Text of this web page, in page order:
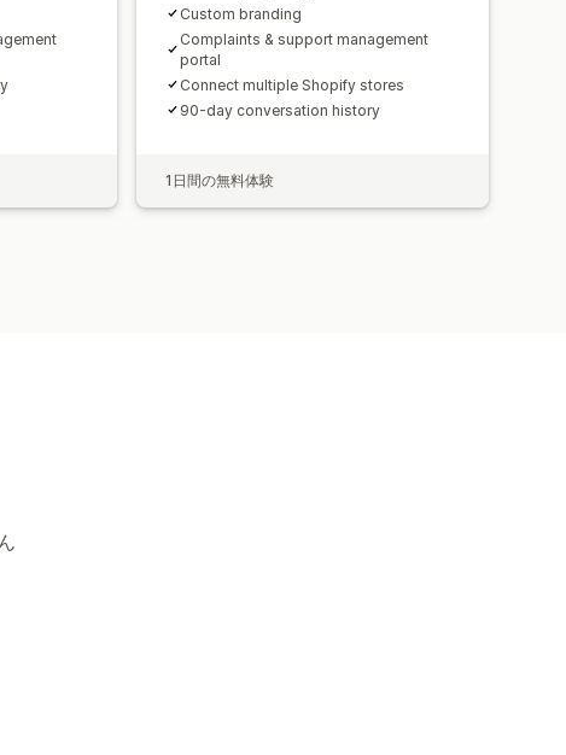
Custom branding
Complaints & support management
portal
Connect multiple Shopify stores
90‑day conversation history
1日間の無料体験